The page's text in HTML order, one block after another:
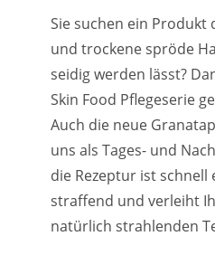
Sie suchen ein Produkt
und trockene spröde
seidig werden lässt?
Skin Food Pflegeserie
Auch die neue
uns als Tages- und
die Rezeptur ist schnell
straffend und verleiht
natürlich strahlenden